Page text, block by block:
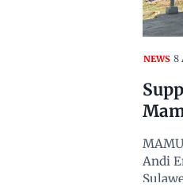
NEWS 8
Andi